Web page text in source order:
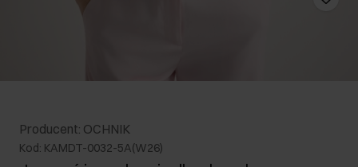
Producent: OCHNIK
Kod: KAMDT-0032-5A(W26)